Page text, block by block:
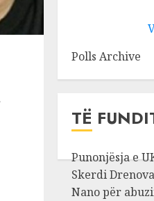
Polls Archive
TË
Punonjësja e
Skerdi
Nano për